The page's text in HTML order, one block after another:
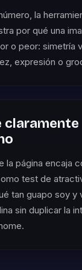
la
por qué una
o peor: simetría
expresión o
claramente
la página encaja
test de
tan guapo soy y
sin duplicar la